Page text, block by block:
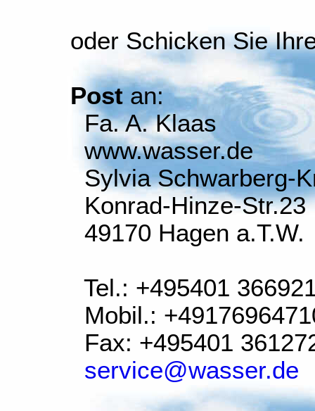
oder Schicken Sie
Postan:
Fa. A. Klaas
www.wasser.de
Sylvia Schwarberg-
Konrad-Hinze-Str.23
49170 Hagen a.T.W.
Tel.: +495401
Mobil.:
Fax: +495401
service@wasser.de